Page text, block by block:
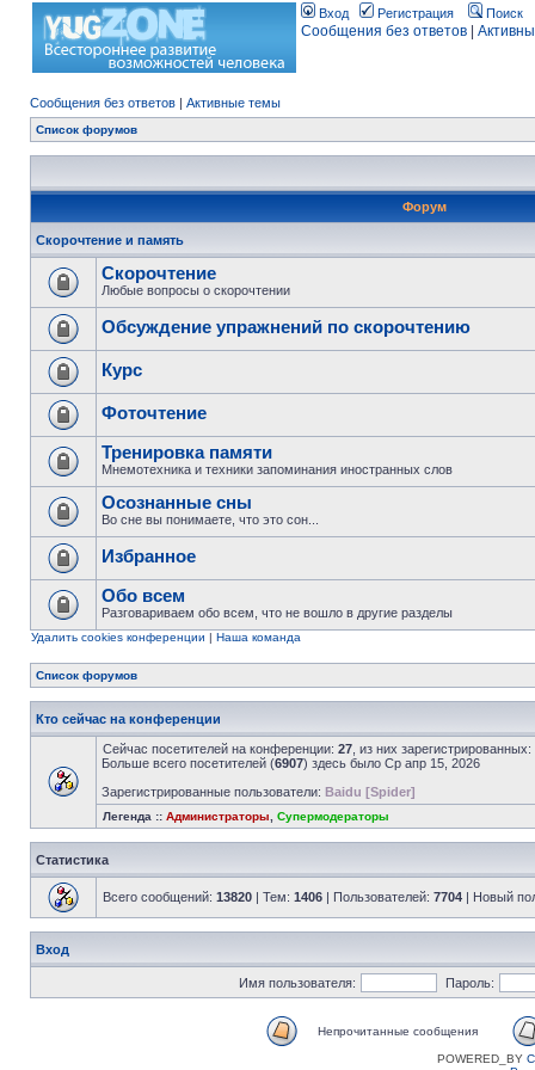
Вход Регистрация Поиск
Сообщения без ответов
Сообщения без ответов | Активные темы
Список форумов
Форум
Скорочтение и память
Скорочтение
Любые вопросы о скорочтении
Обсуждение упражнений по скорочтению
Курс
Фоточтение
Тренировка памяти
Мнемотехника и техники запоминания иностранных слов
Осознанные сны
Во сне вы понимаете, что это сон...
Избранное
Обо всем
Разговариваем обо всем, что не вошло в другие разделы
Удалить cookies конференции | Наша команда
Список форумов
Кто сейчас на конференции
Сейчас посетителей на конференции: 27 , из них
Больше всего посетителей (6907) здесь было Ср апр 15, 2026
Зарегистрированные пользователи: Baidu [Spider]
Легенда :: Администраторы Супермодераторы
Статистика
Всего сообщений: 13820 | Тем: 1406 | Пользователей: 7704 | Новый
Вход
Имя пользователя: Пароль:
Непрочитанные сообщения
POWERED_BY